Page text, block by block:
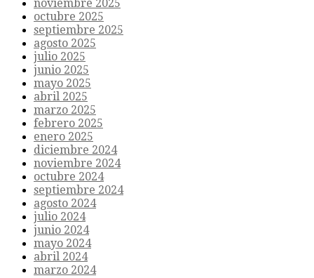
noviembre 2025
octubre 2025
septiembre 2025
agosto 2025
julio 2025
junio 2025
mayo 2025
abril 2025
marzo 2025
febrero 2025
enero 2025
diciembre 2024
noviembre 2024
octubre 2024
septiembre 2024
agosto 2024
julio 2024
junio 2024
mayo 2024
abril 2024
marzo 2024